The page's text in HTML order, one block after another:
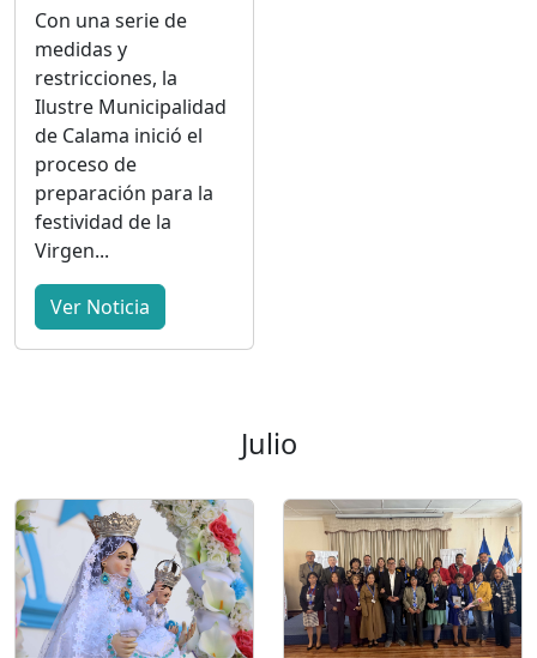
Con una serie de
medidas y
restricciones, la
Ilustre Municipalidad
de Calama inició el
proceso de
preparación para la
festividad de la
Virgen...
Ver Noticia
Julio